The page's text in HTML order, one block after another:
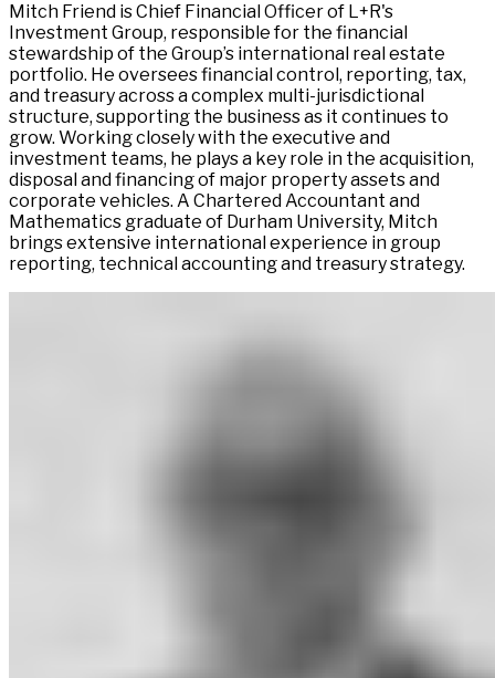
Mitch Friend is Chief Financial Officer of L+R's
Investment Group, responsible for the financial
stewardship of the Group’s international real estate
portfolio. He oversees financial control, reporting, tax,
and treasury across a complex multi-jurisdictional
structure, supporting the business as it continues to
grow. Working closely with the executive and
investment teams, he plays a key role in the acquisition,
disposal and financing of major property assets and
corporate vehicles. A Chartered Accountant and
Mathematics graduate of Durham University, Mitch
brings extensive international experience in group
reporting, technical accounting and treasury strategy.​​​​‌ ‍ ​‍​‍‌‍ ‌ ​‍‌‍‍‌‌‍‌ ‌‍‍‌‌‍ ‍​‍​‍​ ‍‍​‍​‍‌ ​ ‌‍​‌‌‍ ‍‌‍‍‌‌ ‌​‌ ‍‌​‍ ‍‌‍‍‌‌‍ ​‍​‍​‍ ​​‍​‍‌‍‍​‌ ​‍‌‍‌‌‌‍‌‍​‍​‍​ ‍‍​‍​‍‌‍‍​‌ ‌​‌ ‌​‌ ​​‌ ​ ​ ‍‍​‍ ​‍ ‌‍ ​​‍ ‌‌‍​‌‌‍ ‍‌‍‌​​‍ ‌‌ ​‍​‍ ‌‌‍‍​‌‍ ‌ ‌​‌‍‌‌‌‍ ​‌ ​ ​‍ ‌‌ ​ ‌ ‌​‌ ‌‌‌‍‌​‌‍‍‌‌‍ ​‍ ‍‌ ‌‍‌‍‌‌‌ ​‍‌‍​ ‌‍‌‌‌‍ ​​‍ ‍‌‍​‌‌ ​​‌ ​​​‍ ‌‍‍‌‌‍ ‍‌ ‌​‌‍‌‌‌‍ ‍‌ ‌​​‍ ‌‍‌‌‌‍‌​‌‍‍‌‌ ‌​​‍ ‌‍ ‌‌‍ ‌‍‌​‌‍‌‌​ ‌‌ ​​‌ ​‍‌‍‌‌‌ ​ ‌‍‌‌‌‍ ‍‌ ‌​‌‍​‌‌ ‌​‌‍‍‌‌‍ ‌‍ ‍​ ‍ ‌‍‍‌‌‍‌​​ ‌‌‍‌‍​ ​‌​ ​ ​ ‌‌​ ​‍​ ‌​‌‍‌‍​ ‍‌​‍ ‌​ ‍​​ ‍​​ ​ ​ ​‌​‍ ‌​ ‌​​ ‍‌​ ‌​​ ‌​​‍ ‌‌‍​‌‌‍‌​‌‍​‌‌‍‌‍​‍ ‌‌‍‌​​ ​ ‌‍‌‌​ ‌​‌‍​‌‌‍‌‍​ ​ ‌‍‌​​ ‍​​ ‌ ​ ‌ ‌‍‌‍​ ‍ ‌ ‌​‌ ‍‌‌ ​​‌‍‌‌​ ‌‌‍​ ‌‍ ‌ ​‍‌ ​​‌‍ ‌ ​‍‌‍​‌‌ ‌​‌‍‌‌‌‌‌​‌‍‌‌‌‍​‌‌‍ ‌‌​ ‌‌‍‌‌‌‍ ‌‌‍​‍‌‍‌‌‌ ​‍​ ‍ ‌ ​​‌‍​‌‌ ‌​‌‍‍​​ ‌‌‍​‍‌‍‍‌‌‍ ​ ‌‍​‍‌‍​‌‌ ​ ‌‍‌‌‌‌‌‌‌ ​‍‌‍ ​​ ‌‌‍‍​‌ ‌​‌ ‌​‌ ​​‌ ​ ​‍‌‌​ ​ ‌​​‌​‍‌‌​ ​‍‌​‌‍​‍‌‌​ ​‍‌​‌‍‌‍ ​​‍ ‌‌‍​‌‌‍ ‍‌‍‌​​‍ ‌‌ ​‍​‍ ‌‌‍‍​‌‍ ‌ ‌​‌‍‌‌‌‍ ​‌ ​ ​‍ ‌‌ ​ ‌ ‌​‌ ‌‌‌‍‌​‌‍‍‌‌‍ ​‍ ‍‌ ‌‍‌‍‌‌‌ ​‍‌‍​ ‌‍‌‌‌‍ ​​‍ ‍‌‍​‌‌ ​​‌ ​​​‍‌‍‌‍‍‌‌‍‌​​ ‌‌‍‌‍​ ​‌​ ​ ​ ‌‌​ ​‍​ ‌​‌‍‌‍​ ‍‌​‍ ‌​ ‍​​ ‍​​ ​ ​ ​‌​‍ ‌​ ‌​​ ‍‌​ ‌​​ ‌​​‍ ‌‌‍​‌‌‍‌​‌‍​‌‌‍‌‍​‍ ‌‌‍‌​​ ​ ‌‍‌‌​ ‌​‌‍​‌‌‍‌‍​ ​ ‌‍‌​​ ‍​​ ‌ ​ ‌ ‌‍‌‍​‍‌‍‌ ‌​‌ ‍‌‌ ​​‌‍‌‌​ ‌‌‍​ ‌‍ ‌ ​‍‌ ​​‌‍ ‌ ​‍‌‍​‌‌ ‌​‌‍‌‌‌‌‌​‌‍‌‌‌‍​‌‌‍ ‌‌​ ‌‌‍‌‌‌‍ ‌‌‍​‍‌‍‌‌‌ ​‍​‍‌‍‌ ​​‌‍​‌‌ ‌​‌‍‍​​ ‌‌‍​‍‌‍‍‌‌‍ ​‍‌‍‌ ​​‌‍‌‌‌ ​‍‌ ​ ‌ ​​‌‍‌‌‌‍​ ‌ ‌​‌‍‍‌‌ ‌‍‌‍‌‌​ ‌‌ ​​‌ ‌‌‌‍​‍‌‍ ​‌‍‍‌‌ ​ ‌‍‍​‌‍‌‌‌‍‌​​‍​‍‌ ‌